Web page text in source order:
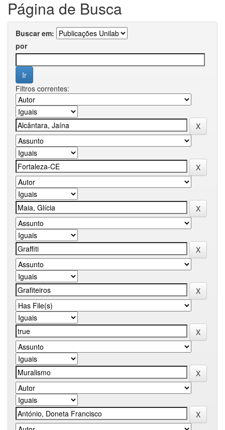
Página de Busca
Buscar em:
por
Filtros correntes: